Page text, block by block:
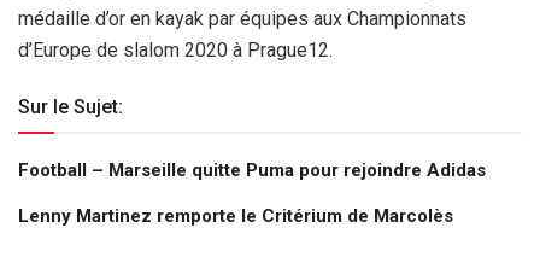
médaille d’or en kayak par équipes aux Championnats
d’Europe de slalom 2020 à Prague12.
Sur le Sujet:
Football – Marseille quitte Puma pour rejoindre Adidas
Lenny Martinez remporte le Critérium de Marcolès